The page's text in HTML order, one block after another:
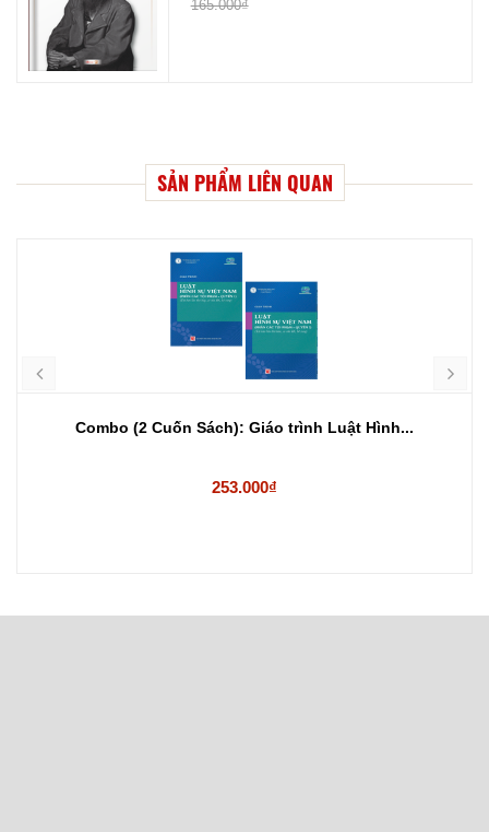
165.000₫
SẢN PHẨM LIÊN QUAN
Combo (2 Cuốn Sách): Giáo trình Luật Hình...
253.000₫